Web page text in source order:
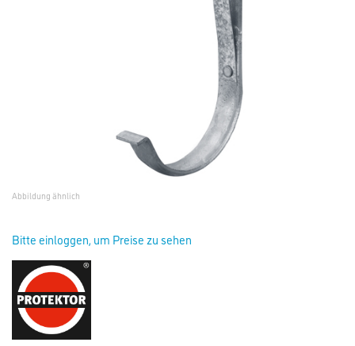
Abbildung ähnlich
Bitte einloggen, um Preise zu sehen